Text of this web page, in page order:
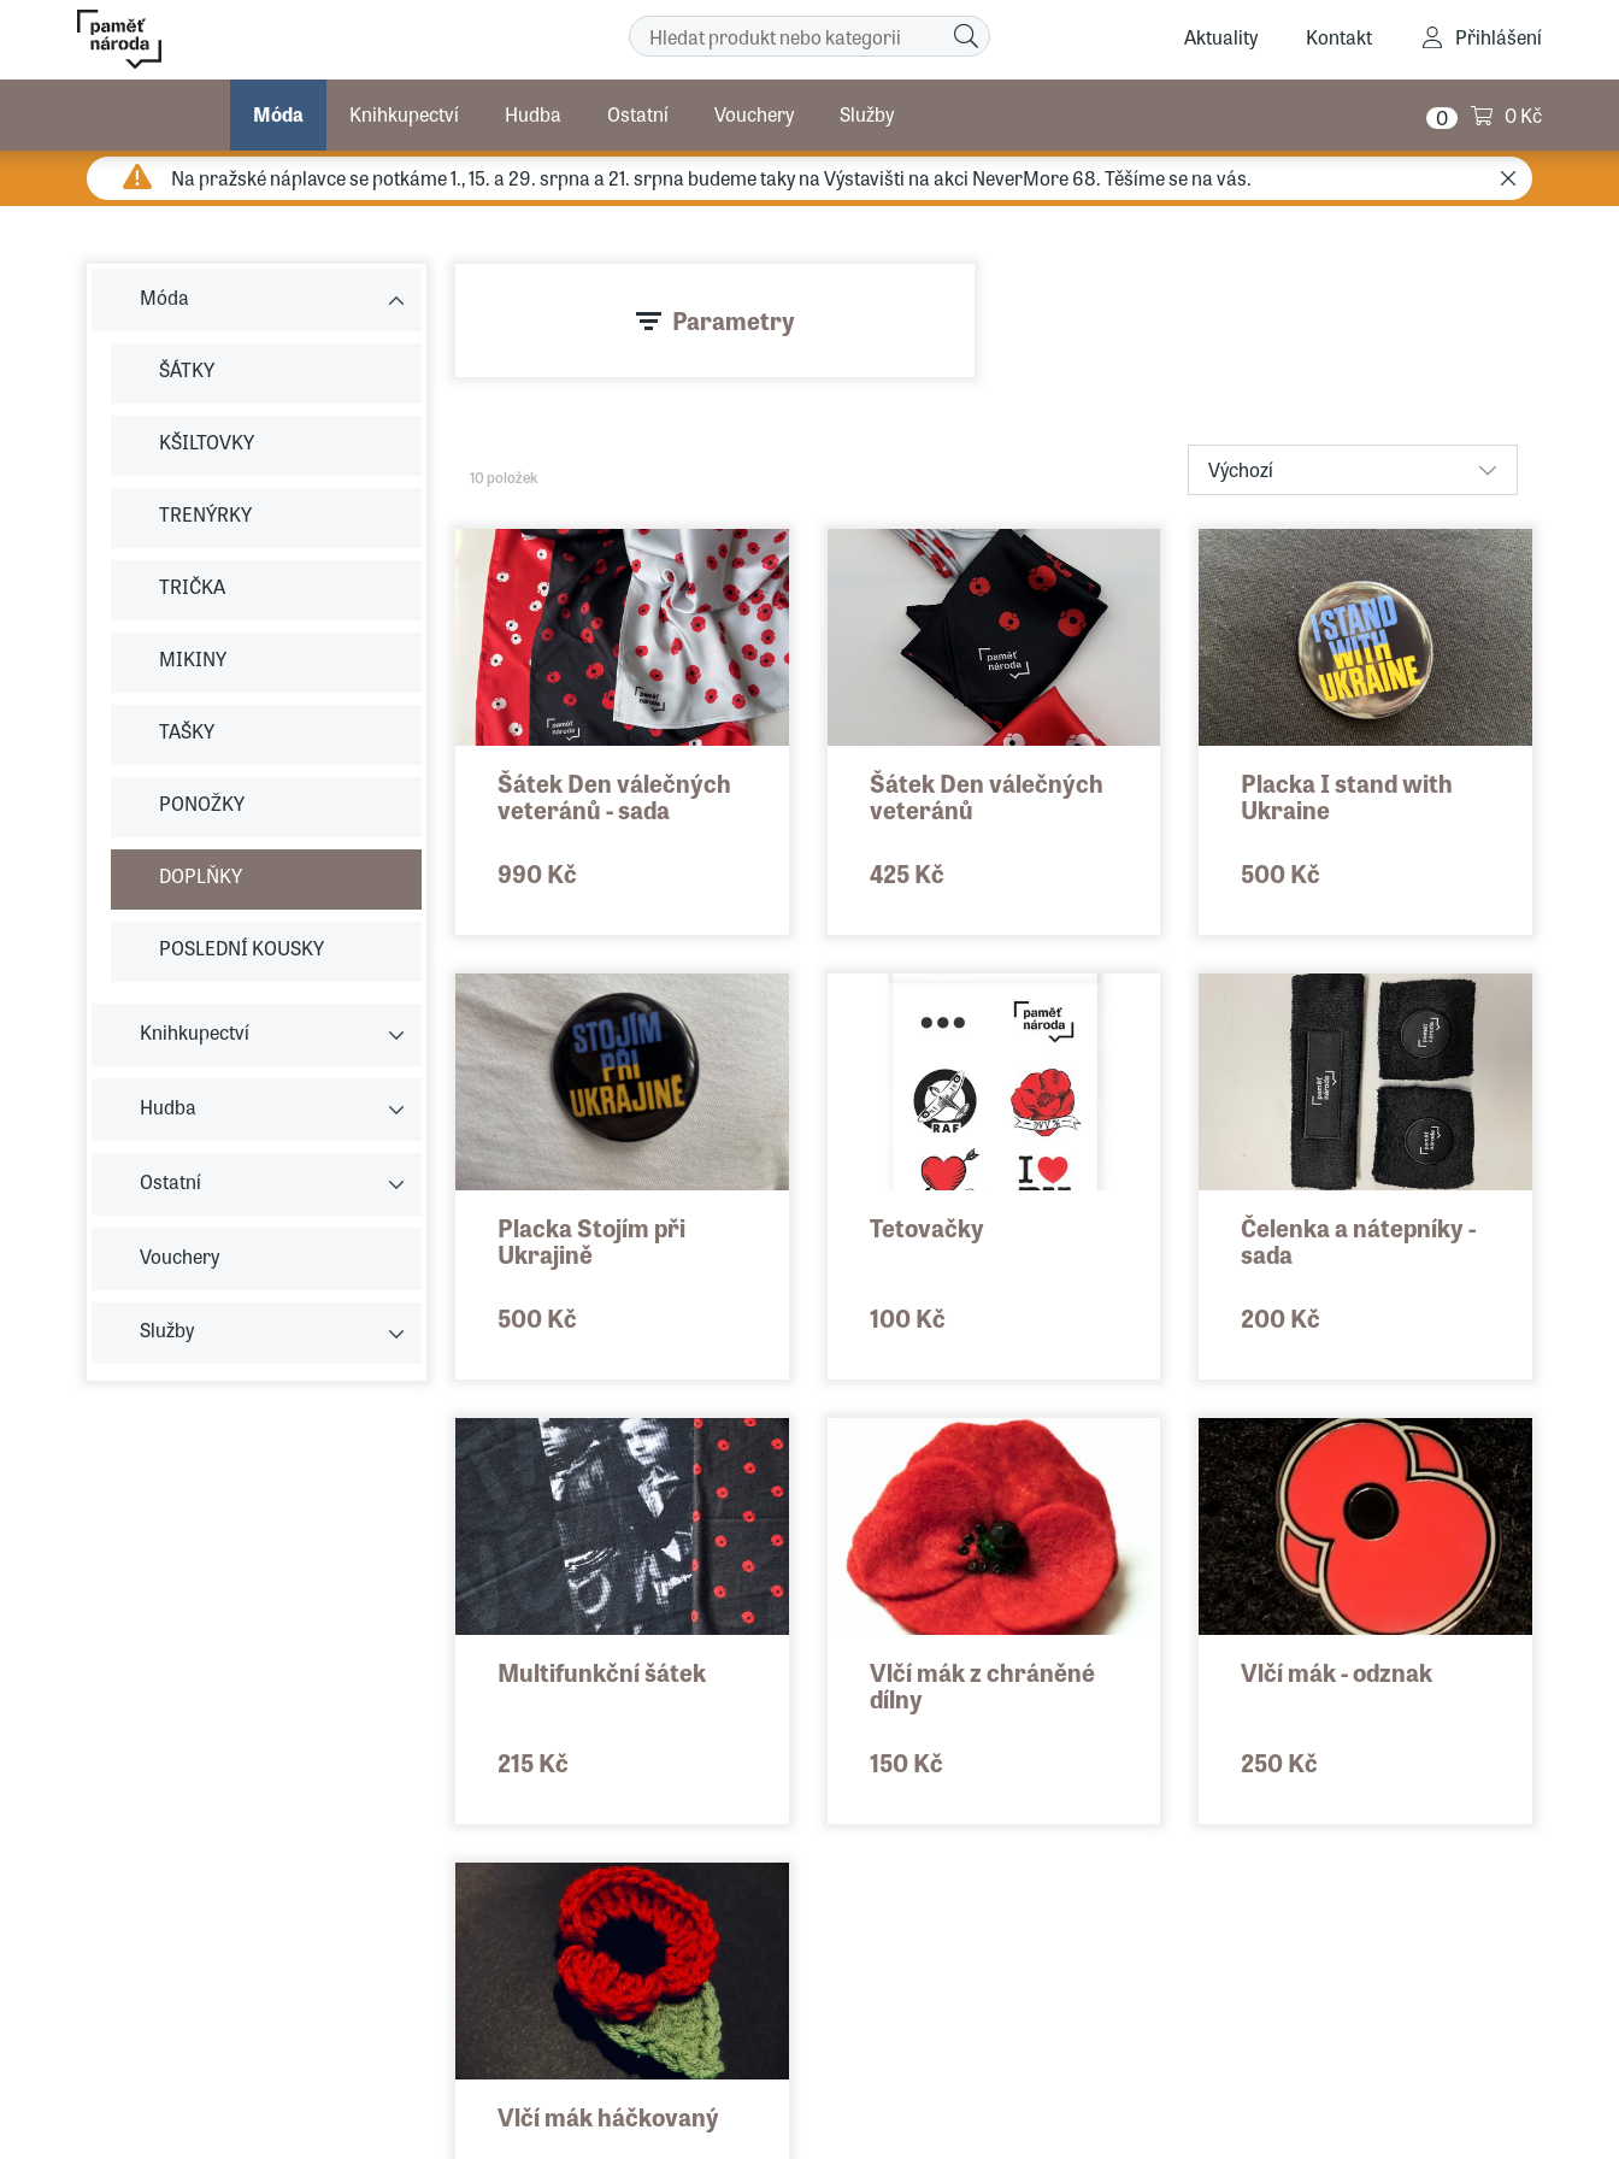
Aktuality Kontakt Přihlášení
0 0 Kč
Na pražské náplavce se potkáme 1., 15. a 29. srpna a 21. srpna budeme taky na Výstavišti na akci NeverMore 68. Těšíme se na vás.
Parametry
10 položek Výchozí
Šátek Den válečných
veteránů - sada
990 Kč
Šátek Den válečných
veteránů
425 Kč
Placka I stand with
Ukraine
500 Kč
Placka Stojím při
Ukrajině
500 Kč
Tetovačky
100 Kč
Čelenka a nátepníky -
sada
200 Kč
Multifunkční šátek
215 Kč
Vlčí mák z chráněné
dílny
150 Kč
Vlčí mák - odznak
250 Kč
Vlčí mák háčkovaný
Móda
ŠÁTKY
KŠILTOVKY
TRENÝRKY
TRIČKA
MIKINY
TAŠKY
PONOŽKY
DOPLŇKY
POSLEDNÍ KOUSKY
Knihkupectví
Hudba
Ostatní
Vouchery
Služby
Móda Knihkupectví Hudba Ostatní Vouchery Služby